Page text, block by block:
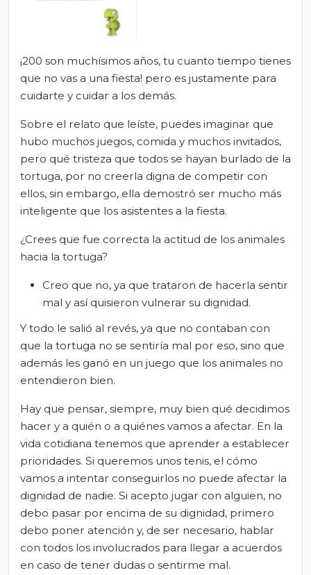
¡200 son muchísimos años, tu cuanto tiempo tienes
que no vas a una fiesta! pero es justamente para
cuidarte y cuidar a los demás.
Sobre el relato que leíste, puedes imaginar que
hubo muchos juegos, comida y muchos invitados,
pero qué tristeza que todos se hayan burlado de la
tortuga, por no creerla digna de competir con
ellos, sin embargo, ella demostró ser mucho más
inteligente que los asistentes a la fiesta.
¿Crees que fue correcta la actitud de los animales
hacia la tortuga?
Creo que no, ya que trataron de hacerla sentir
mal y así quisieron vulnerar su dignidad.
Y todo le salió al revés, ya que no contaban con
que la tortuga no se sentiría mal por eso, sino que
además les ganó en un juego que los animales no
entendieron bien.
Hay que pensar, siempre, muy bien qué decidimos
hacer y a quién o a quiénes vamos a afectar. En la
vida cotidiana tenemos que aprender a establecer
prioridades. Si queremos unos tenis, el cómo
vamos a intentar conseguirlos no puede afectar la
dignidad de nadie. Si acepto jugar con alguien, no
debo pasar por encima de su dignidad, primero
debo poner atención y, de ser necesario, hablar
con todos los involucrados para llegar a acuerdos
en caso de tener dudas o sentirme mal.